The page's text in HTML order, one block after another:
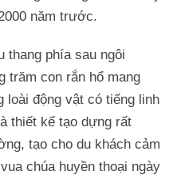
năm trước.
thang phía sau ngôi
con rắn hổ mang
loài động vật có tiếng linh
thiết kế tạo dựng rất
tạo cho du khách cảm
chúa huyền thoại ngày